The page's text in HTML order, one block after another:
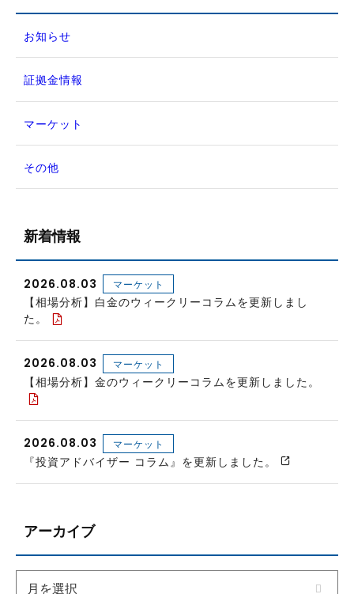
お知らせ
証拠金情報
マーケット
その他
新着情報
2026.08.03 マーケット
【相場分析】白金のウィークリーコラムを更新しまし
た。
2026.08.03 マーケット
【相場分析】金のウィークリーコラムを更新しました。
2026.08.03 マーケット
『投資アドバイザー コラム』を更新しました。
アーカイブ